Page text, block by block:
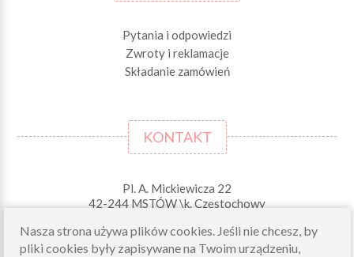
Pytania i odpowiedzi
Zwroty i reklamacje
Składanie zamówień
KONTAKT
Pl. A. Mickiewicza 22
42-244 MSTÓW \k. Częstochowy
Odbiory osobiste (zamówienia opłacone on-line)
pn-pt 10.00-16.00
Nasza strona używa plików cookies. Jeśli nie chcesz, by
pliki cookies były zapisywane na Twoim urządzeniu,